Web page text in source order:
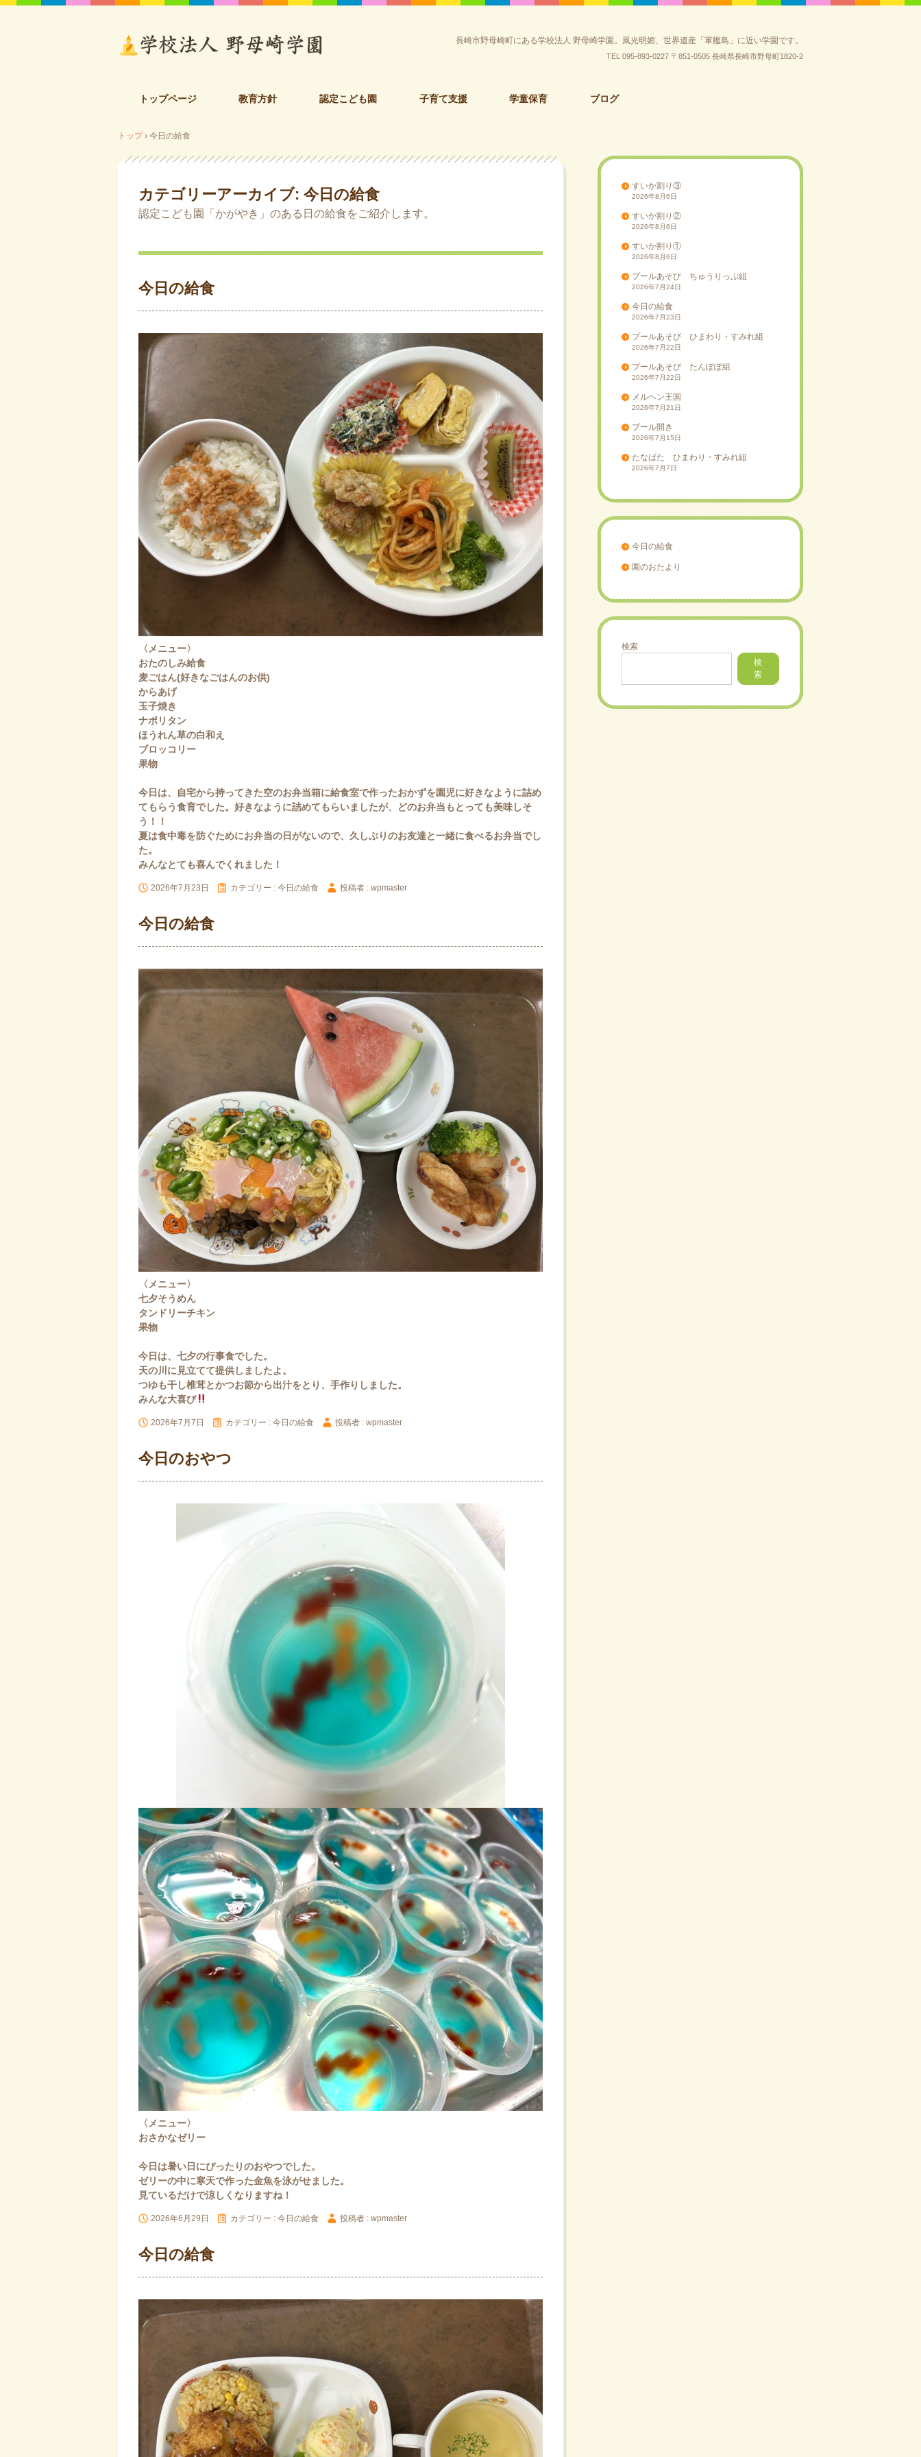
長崎市野母崎町にある学校法人 野母崎学園。風光明媚、世界遺産「軍艦島」に近い学園です。
TEL 095-893-0227 〒851-0505 長崎県長崎市野母町1820-2
トップページ 教育方針 認定こども園 子育て支援 学童保育 ブログ
トップ › 今日の給食
カテゴリーアーカイブ: 今日の給食
認定こども園「かがやき」のある日の給食をご紹介します。
今日の給食
〈メニュー〉
おたのしみ給食
麦ごはん(好きなごはんのお供)
からあげ
玉子焼き
ナポリタン
ほうれん草の白和え
ブロッコリー
果物
今日は、自宅から持ってきた空のお弁当箱に給食室で作ったおかずを園児に好きなように詰め
てもらう食育でした。好きなように詰めてもらいましたが、どのお弁当もとっても美味しそ
う！！
夏は食中毒を防ぐためにお弁当の日がないので、久しぶりのお友達と一緒に食べるお弁当でし
た。
みんなとても喜んでくれました！
2026年7月23日 カテゴリー : 今日の給食 投稿者 : wpmaster
今日の給食
〈メニュー〉
七夕そうめん
タンドリーチキン
果物
今日は、七夕の行事食でした。
天の川に見立てて提供しましたよ。
つゆも干し椎茸とかつお節から出汁をとり、手作りしました。
みんな大喜び
2026年7月7日 カテゴリー : 今日の給食 投稿者 : wpmaster
今日のおやつ
〈メニュー〉
おさかなゼリー
今日は暑い日にぴったりのおやつでした。
ゼリーの中に寒天で作った金魚を泳がせました。
見ているだけで涼しくなりますね！
2026年6月29日 カテゴリー : 今日の給食 投稿者 : wpmaster
今日の給食
すいか割り③
2026年8月6日
すいか割り②
2026年8月6日
すいか割り①
2026年8月6日
プールあそび ちゅうりっぷ組
2026年7月24日
今日の給食
2026年7月23日
プールあそび ひまわり・すみれ組
2026年7月22日
プールあそび たんぽぽ組
2026年7月22日
メルヘン王国
2026年7月21日
プール開き
2026年7月15日
たなばた ひまわり・すみれ組
2026年7月7日
今日の給食
園のおたより
検索
検
索